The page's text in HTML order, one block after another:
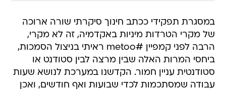
במסגרת תפקידי ככתב חינוך סיקרתי שורה ארוכה
של מקרי הטרדות מיניות באקדמיה, זה לא מקרי,
הרבה לפני קמפיין #metoo ראיתי בניצול הסמכות,
ביחסי המרות האלה שבין מרצה לבין סטודנט או
סטודנטית עניין חמור. הקדשנו במערכת לנושא שעות
עבודה שמסתכמות לכדי שבועות ואף חודשים, ואכן